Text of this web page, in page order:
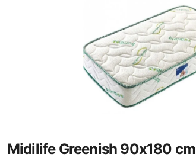
Midilife Greenish 90x180 cm